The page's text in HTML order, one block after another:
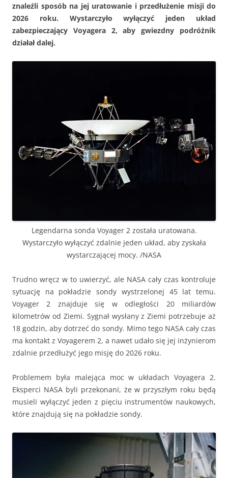
znaleźli sposób na jej uratowanie i przedłużenie misji do
2026 roku. Wystarczyło wyłączyć jeden układ
zabezpieczający Voyagera 2, aby gwiezdny podróżnik
działał dalej.
Legendarna sonda Voyager 2 została uratowana.
Wystarczyło wyłączyć zdalnie jeden układ, aby zyskała
wystarczającej mocy. /NASA
Trudno wręcz w to uwierzyć, ale NASA cały czas kontroluje
sytuację na pokładzie sondy wystrzelonej 45 lat temu.
Voyager 2 znajduje się w odległości 20 miliardów
kilometrów od Ziemi. Sygnał wysłany z Ziemi potrzebuje aż
18 godzin, aby dotrzeć do sondy. Mimo tego NASA cały czas
ma kontakt z Voyagerem 2, a nawet udało się jej inżynierom
zdalnie przedłużyć jego misję do 2026 roku.
Problemem była malejąca moc w układach Voyagera 2.
Eksperci NASA byli przekonani, że w przyszłym roku będą
musieli wyłączyć jeden z pięciu instrumentów naukowych,
które znajdują się na pokładzie sondy.